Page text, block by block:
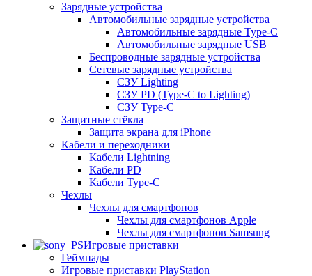
Зарядные устройства
Автомобильные зарядные устройства
Автомобильные зарядные Type-C
Автомобильные зарядные USB
Беспроводные зарядные устройства
Сетевые зарядные устройства
СЗУ Lighting
СЗУ PD (Type-C to Lighting)
СЗУ Type-C
Защитные стёкла
Защита экрана для iPhone
Кабели и переходники
Кабели Lightning
Кабели PD
Кабели Type-C
Чехлы
Чехлы для смартфонов
Чехлы для смартфонов Apple
Чехлы для смартфонов Samsung
Игровые приставки
Геймпады
Игровые приставки PlayStation